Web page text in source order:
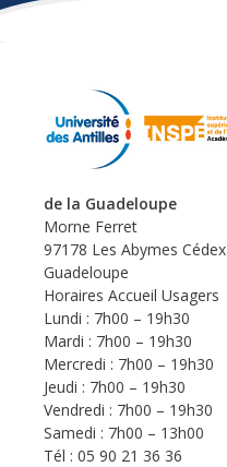
de la Guadeloupe
Morne Ferret
97178 Les Abymes Cédex
Guadeloupe
Horaires Accueil Usagers
Lundi : 7h00 – 19h30
Mardi : 7h00 – 19h30
Mercredi : 7h00 – 19h30
Jeudi : 7h00 – 19h30
Vendredi : 7h00 – 19h30
Samedi : 7h00 – 13h00
Tél : 05 90 21 36 36